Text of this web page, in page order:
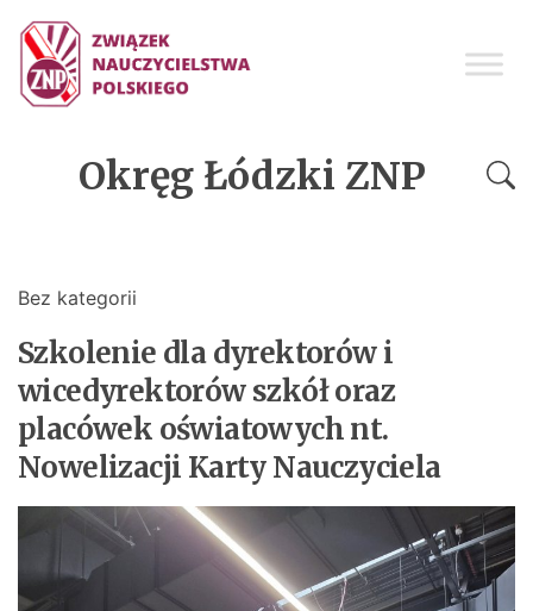
Okręg Łódzki ZNP
Bez kategorii
Szkolenie dla dyrektorów i
wicedyrektorów szkół oraz
placówek oświatowych nt.
Nowelizacji Karty Nauczyciela